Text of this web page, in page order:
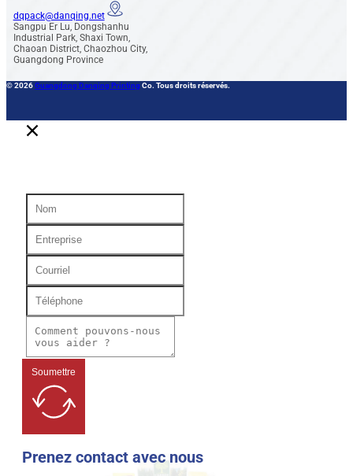
dqpack@danqing.net
Sangpu Er Lu, Dongshanhu
Industrial Park, Shaxi Town,
Chaoan District, Chaozhou City,
Guangdong Province
© 2026Guangdong Danqing Printing Co. Tous droits réservés.
Soumettre
Prenez contact avec nous